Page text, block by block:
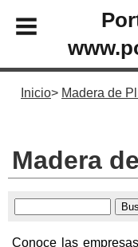
Inicio Madera de
Madera
Conoce las